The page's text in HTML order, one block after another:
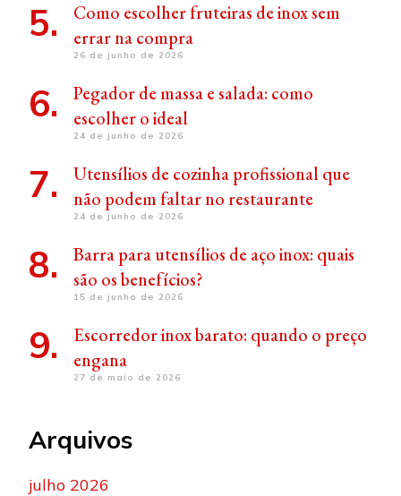
Como escolher fruteiras de inox sem
errar na compra
26 de junho de 2026
Pegador de massa e salada: como
escolher o ideal
24 de junho de 2026
Utensílios de cozinha profissional que
não podem faltar no restaurante
24 de junho de 2026
Barra para utensílios de aço inox: quais
são os benefícios?
15 de junho de 2026
Escorredor inox barato: quando o preço
engana
27 de maio de 2026
Arquivos
julho 2026